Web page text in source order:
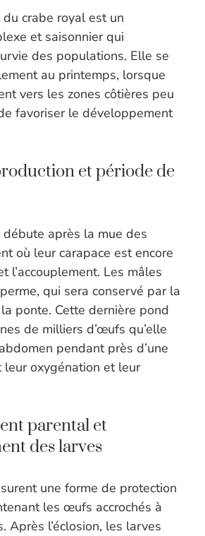
crabe royal est un
et saisonnier qui
des populations. Elle se
au printemps, lorsque
vers les zones côtières peu
favoriser le développement
et période de
après la mue des
où leur carapace est encore
l’accouplement. Les mâles
qui sera conservé par la
ponte. Cette dernière pond
de milliers d’œufs qu’elle
pendant près d’une
leur oxygénation et leur
parental et
des larves
une forme de protection
les œufs accrochés à
Après l’éclosion, les larves